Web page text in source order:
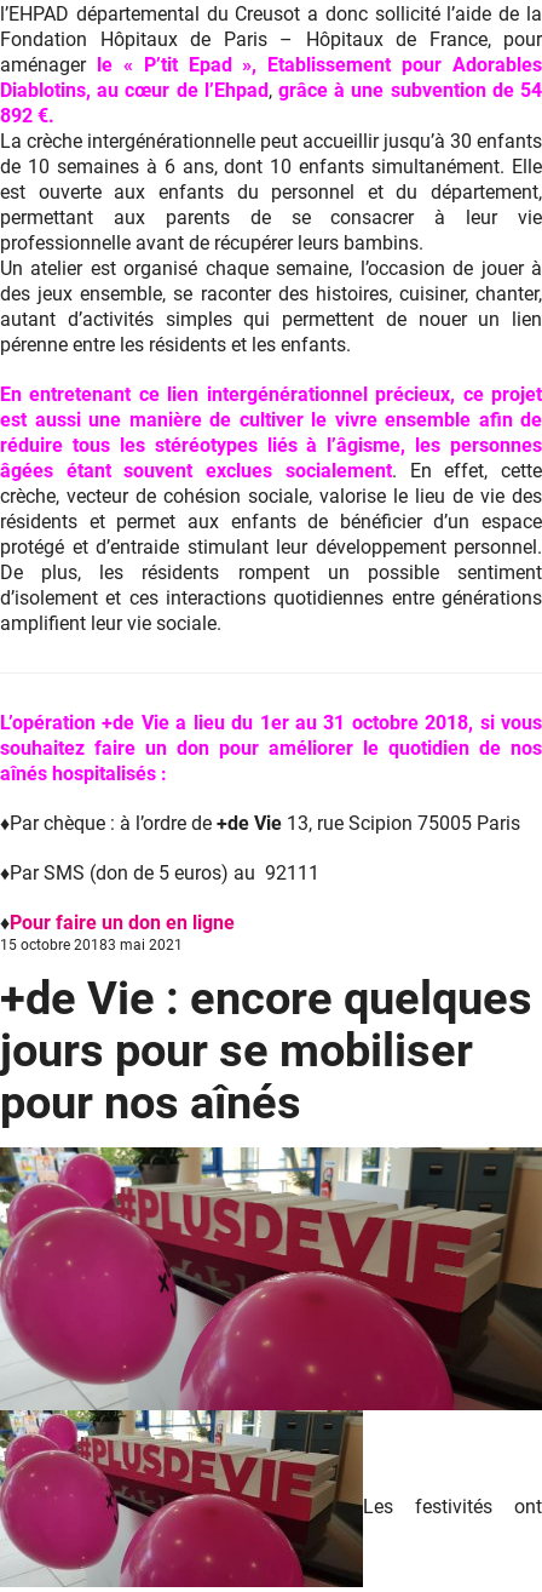
l’EHPAD départemental du Creusot a donc sollicité l’aide de la
Fondation Hôpitaux de Paris – Hôpitaux de France, pour
aménager le « P’tit Epad », Etablissement pour Adorables
Diablotins, au cœur de l’Ehpad,grâce à une subvention de 54
892 €.
La crèche intergénérationnelle peut accueillir jusqu’à 30 enfants
de 10 semaines à 6 ans, dont 10 enfants simultanément. Elle
est ouverte aux enfants du personnel et du département,
permettant aux parents de se consacrer à leur vie
professionnelle avant de récupérer leurs bambins.
Un atelier est organisé chaque semaine, l’occasion de jouer à
des jeux ensemble, se raconter des histoires, cuisiner, chanter,
autant d’activités simples qui permettent de nouer un lien
pérenne entre les résidents et les enfants.
En entretenant ce lien intergénérationnel précieux, ce projet
est aussi une manière de cultiver le vivre ensemble afin de
réduire tous les stéréotypes liés à l’âgisme, les personnes
âgées étant souvent exclues socialement. En effet, cette
crèche, vecteur de cohésion sociale, valorise le lieu de vie des
résidents et permet aux enfants de bénéficier d’un espace
protégé et d’entraide stimulant leur développement personnel.
De plus, les résidents rompent un possible sentiment
d’isolement et ces interactions quotidiennes entre générations
amplifient leur vie sociale.
L’opération +de Vie a lieu du 1er au 31 octobre 2018, si vous
souhaitez faire un don pour améliorer le quotidien de nos
aînés hospitalisés :
♦Par chèque : à l’ordre de +de Vie 13, rue Scipion 75005 Paris
♦Par SMS (don de 5 euros) au 92111
♦Pour faire un don en ligne
Posted
15 octobre 20183 mai 2021
+de Vie : encore quelques
jours pour se mobiliser
pour nos aînés
Les festivités ont